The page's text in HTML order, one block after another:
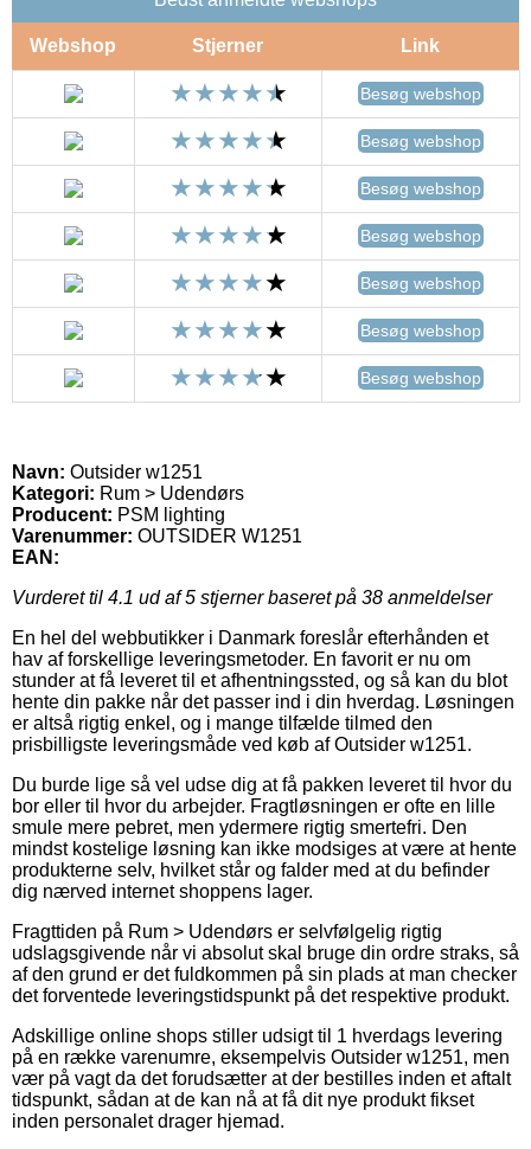
Webshop Stjerner Link
Besøg webshop
Besøg webshop
Besøg webshop
Besøg webshop
Besøg webshop
Besøg webshop
Besøg webshop
Navn: Outsider w1251
Kategori: Rum > Udendørs
Producent: PSM lighting
Varenummer: OUTSIDER W1251
EAN:
Vurderet til 4.1 ud af 5 stjerner baseret på 38 anmeldelser
En hel del webbutikker i Danmark foreslår efterhånden et
hav af forskellige leveringsmetoder. En favorit er nu om
stunder at få leveret til et afhentningssted, og så kan du blot
hente din pakke når det passer ind i din hverdag. Løsningen
er altså rigtig enkel, og i mange tilfælde tilmed den
prisbilligste leveringsmåde ved køb af Outsider w1251.
Du burde lige så vel udse dig at få pakken leveret til hvor du
bor eller til hvor du arbejder. Fragtløsningen er ofte en lille
smule mere pebret, men ydermere rigtig smertefri. Den
mindst kostelige løsning kan ikke modsiges at være at hente
produkterne selv, hvilket står og falder med at du befinder
dig nærved internet shoppens lager.
Fragttiden på Rum > Udendørs er selvfølgelig rigtig
udslagsgivende når vi absolut skal bruge din ordre straks, så
af den grund er det fuldkommen på sin plads at man checker
det forventede leveringstidspunkt på det respektive produkt.
Adskillige online shops stiller udsigt til 1 hverdags levering
på en række varenumre, eksempelvis Outsider w1251, men
vær på vagt da det forudsætter at der bestilles inden et aftalt
tidspunkt, sådan at de kan nå at få dit nye produkt fikset
inden personalet drager hjemad.